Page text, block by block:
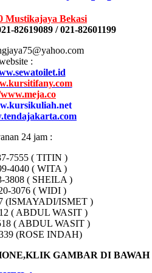
Mustikajaya Bekasi
82619089 / 021-82601199
:
24 jam :
7555 ( TITIN )
4040 ( WITA )
3808 ( SHEILA )
3076 ( WIDI )
(ISMAYADI/ISMET )
( ABDUL WASIT )
( ABDUL WASIT )
(ROSE INDAH)
GAMBAR DI